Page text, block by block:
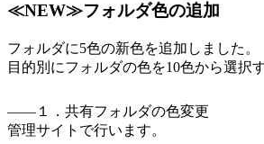
≪NEW≫フォルダ色の追加
フォルダに5色の新色を追加しました。
目的別にフォルダの色を10色から選択
――１．共有フォルダの色変更
管理サイトで行います。